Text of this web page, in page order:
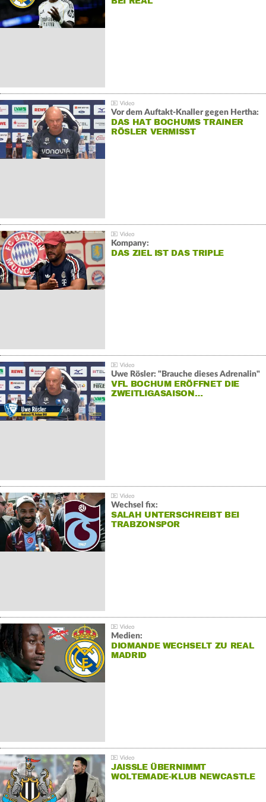
Vor dem Auftakt-Knaller gegen Hertha:
DAS HAT BOCHUMS TRAINER
RÖSLER VERMISST
Kompany:
DAS ZIEL IST DAS TRIPLE
Uwe Rösler: "Brauche dieses Adrenalin"
VFL BOCHUM ERÖFFNET DIE
ZWEITLIGASAISON…
Wechsel fix:
SALAH UNTERSCHREIBT BEI
TRABZONSPOR
Medien:
DIOMANDE WECHSELT ZU REAL
MADRID
JAISSLE ÜBERNIMMT
WOLTEMADE-KLUB NEWCASTLE